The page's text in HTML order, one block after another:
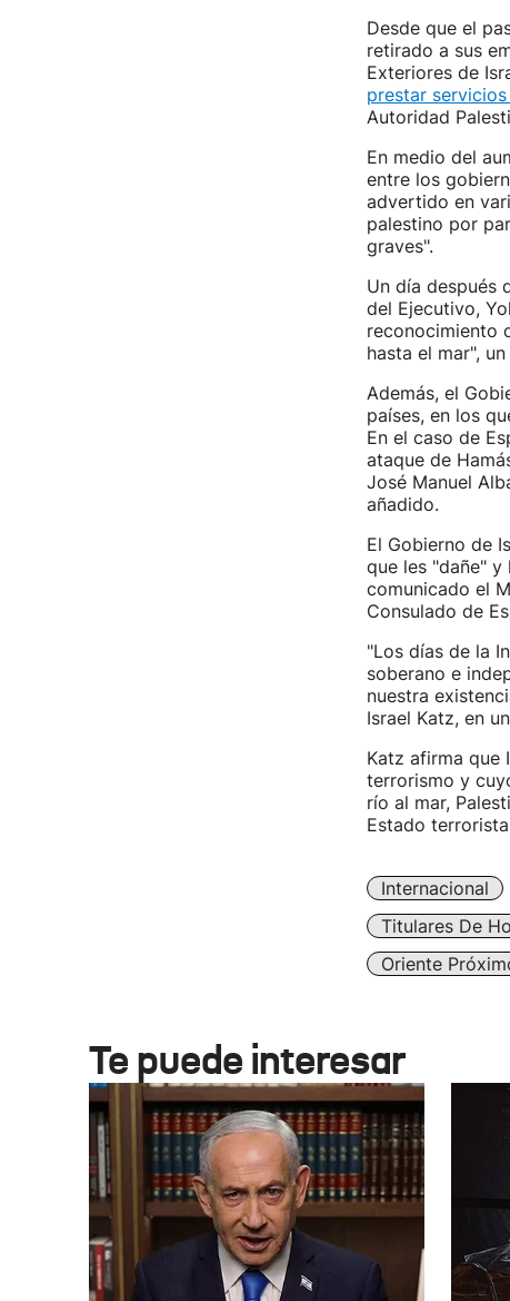
Desde que el
retirado a sus
Exteriores de
prestar
Autoridad
En medio del
entre los
advertido en
palestino por
graves".
Un día después
del Ejecutivo,
reconocimiento
hasta el mar",
Además, el
países, en los
En el caso de
ataque de
José Manuel
añadido.
El Gobierno de
que les "dañe" y
comunicado el
Consulado de
"Los días de la
soberano e
nuestra
Israel Katz, en
Katz afirma que
terrorismo y
río al mar,
Estado
Internacional
Titulares De
Oriente
Te puede interesar